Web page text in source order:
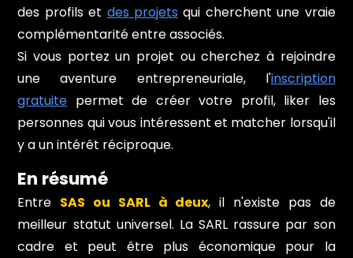
des profils et des projets qui cherchent une vraie
complémentarité entre associés.
Si vous portez un projet ou cherchez à rejoindre
une aventure entrepreneuriale, l'inscription
gratuite permet de créer votre profil, liker les
personnes qui vous intéressent et matcher lorsqu'il
y a un intérêt réciproque.
En résumé
Entre SAS ou SARL à deux, il n'existe pas de
meilleur statut universel. La SARL rassure par son
cadre et peut être plus économique pour la